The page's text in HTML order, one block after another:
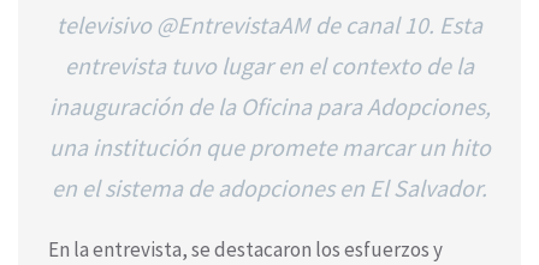
televisivo @EntrevistaAM de canal 10. Esta
entrevista tuvo lugar en el contexto de la
inauguración de la Oficina para Adopciones,
una institución que promete marcar un hito
en el sistema de adopciones en El Salvador.
En la entrevista, se destacaron los esfuerzos y